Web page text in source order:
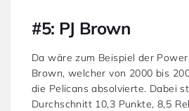
#5: PJ Brown
Da wäre zum Beispiel der
Brown, welcher von 2000 bis
die Pelicans absolvierte. Dabei
Durchschnitt 10,3 Punkte, 8,5